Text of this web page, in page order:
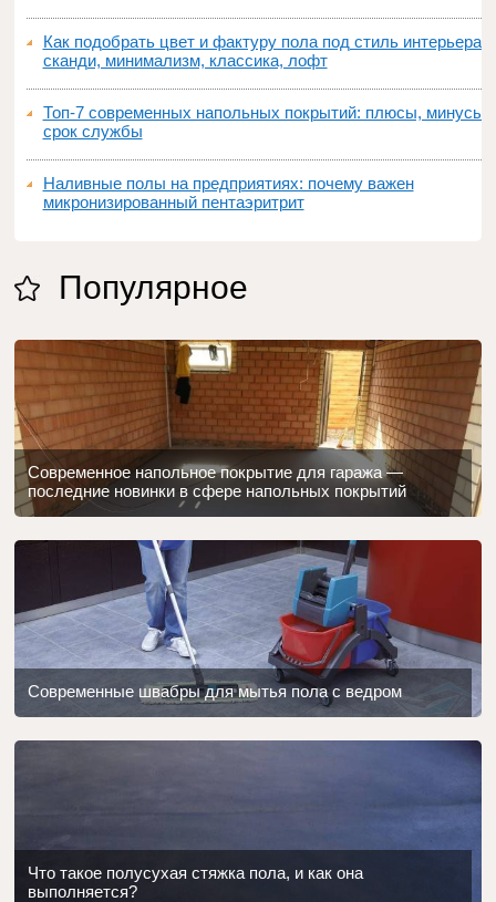
Как подобрать цвет и фактуру пола под стиль интерьера:
сканди, минимализм, классика, лофт
Топ‑7 современных напольных покрытий: плюсы, минусы,
срок службы
Наливные полы на предприятиях: почему важен
микронизированный пентаэритрит
Популярное
Современное напольное покрытие для гаража —
последние новинки в сфере напольных покрытий
Современные швабры для мытья пола с ведром
Что такое полусухая стяжка пола, и как она
выполняется?